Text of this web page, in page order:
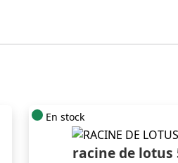
En stock
racine de lotus